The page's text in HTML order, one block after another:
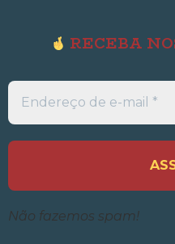
RECEBA
Endereço
de
e-
*
Não fazemos spam!